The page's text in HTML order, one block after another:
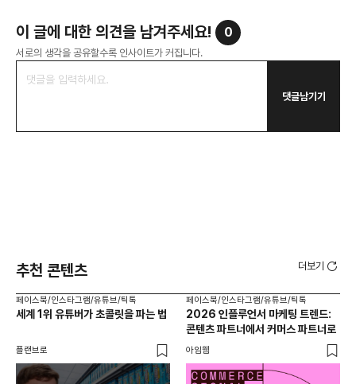
오씨 아줌마는 홈페이지와 유튜브를 통해 광고주에게 도움이 되는 광고
운영 노하우와 온라인 광고 시장의 트렌드를 공유해주고 계십니다.
-유튜브채널:http://www.youtube.com/c/EduwebsiteOrgoc
이 글에 대한 의견을 남겨주세요! 0
서로의 생각을 공유할수록 인사이트가 커집니다.
댓글남기기
추천 콘텐츠 더보기
페이스북/인스타그램/유튜브/틱톡
세계 1위 유튜버가 초콜릿을 파는 법
플랜브로
페이스북/인스타그램/유튜브/틱톡
2026 인플루언서 마케팅 트렌드:
콘텐츠 파트너에서 커머스 파트너로
아임웹